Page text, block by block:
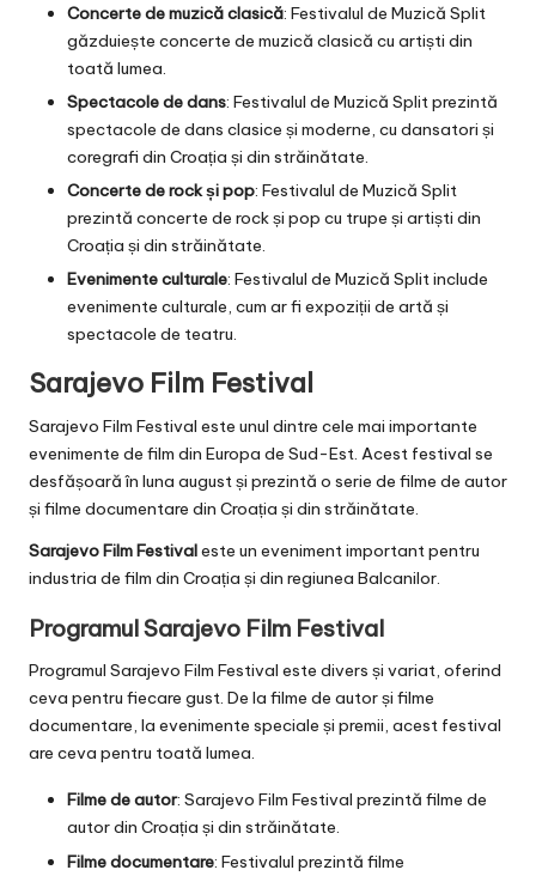
Concerte de muzică clasică: Festivalul de Muzică Split
găzduiește concerte de muzică clasică cu artiști din
toată lumea.
Spectacole de dans: Festivalul de Muzică Split prezintă
spectacole de dans clasice și moderne, cu dansatori și
coregrafi din Croația și din străinătate.
Concerte de rock și pop: Festivalul de Muzică Split
prezintă concerte de rock și pop cu trupe și artiști din
Croația și din străinătate.
Evenimente culturale: Festivalul de Muzică Split include
evenimente culturale, cum ar fi expoziții de artă și
spectacole de teatru.
Sarajevo Film Festival
Sarajevo Film Festival este unul dintre cele mai importante
evenimente de film din Europa de Sud-Est. Acest festival se
desfășoară în luna august și prezintă o serie de filme de autor
și filme documentare din Croația și din străinătate.
Sarajevo Film Festivaleste un eveniment important pentru
industria de film din Croația și din regiunea Balcanilor.
Programul Sarajevo Film Festival
Programul Sarajevo Film Festival este divers și variat, oferind
ceva pentru fiecare gust. De la filme de autor și filme
documentare, la evenimente speciale și premii, acest festival
are ceva pentru toată lumea.
Filme de autor: Sarajevo Film Festival prezintă filme de
autor din Croația și din străinătate.
Filme documentare: Festivalul prezintă filme